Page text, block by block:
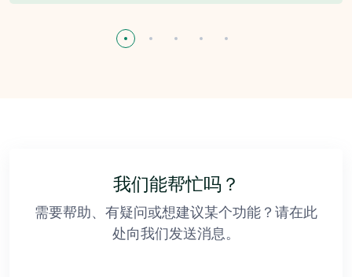
我们能帮忙吗？
需要帮助、有疑问或想建议某个功能？请在此
处向我们发送消息。